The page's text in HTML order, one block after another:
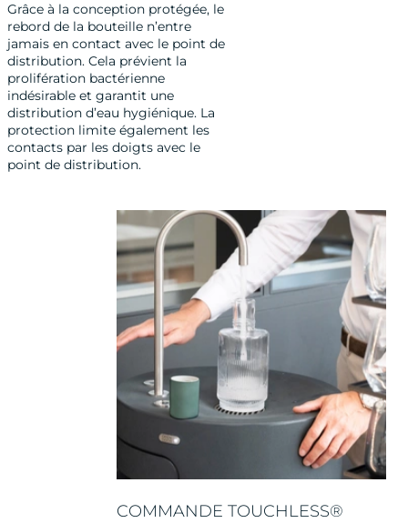
Grâce à la conception protégée, le
rebord de la bouteille n’entre
jamais en contact avec le point de
distribution. Cela prévient la
prolifération bactérienne
indésirable et garantit une
distribution d’eau hygiénique. La
protection limite également les
contacts par les doigts avec le
point de distribution.
COMMANDE TOUCHLESS®